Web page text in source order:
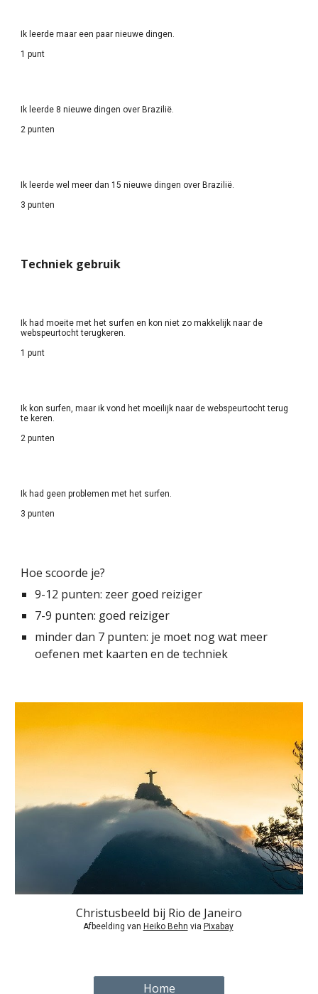
Ik leerde maar een paar nieuwe dingen.
1 punt
Ik leerde 8 nieuwe dingen over Brazilië.
2 punten
Ik leerde wel meer dan 15 nieuwe dingen over Brazilië.
3 punten
Techniek gebruik
Ik had moeite met het surfen en kon niet zo makkelijk naar de
webspeurtocht terugkeren.
1 punt
Ik kon surfen, maar ik vond het moeilijk naar de webspeurtocht terug
te keren.
2 punten
Ik had geen problemen met het surfen.
3 punten
Hoe scoorde je?
9-12 punten: zeer goed reiziger
7-9 punten: goed reiziger
minder dan 7 punten: je moet nog wat meer
oefenen met kaarten en de techniek
Christusbeeld bij Rio de Janeiro
Afbeelding van Heiko Behn via Pixabay
Home